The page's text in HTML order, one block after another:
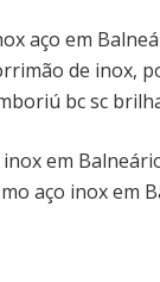
aço em
de inox,
bc sc
em
aço inox em